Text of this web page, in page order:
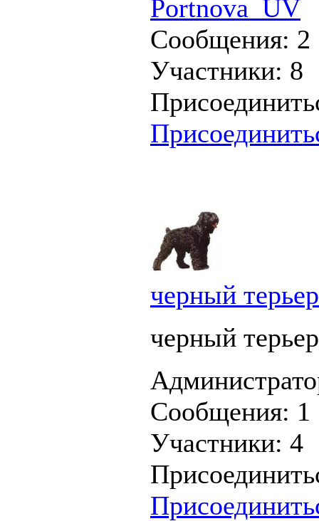
Portnova_UV
Сообщения: 2
Участники: 8
черный терьер
черный терьер
Сообщения: 1
Участники: 4